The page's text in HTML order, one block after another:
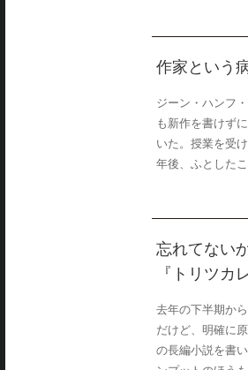
作家という
ジーン・ハンフ
も新作を書けず
いた。授業を受
年後、ふとした
忘れてない
『トリツカ
去年の下半期か
だけど、明確に
の長編小説を書